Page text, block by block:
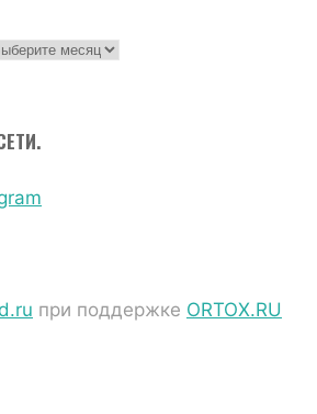
при поддержке ORTOX.RU